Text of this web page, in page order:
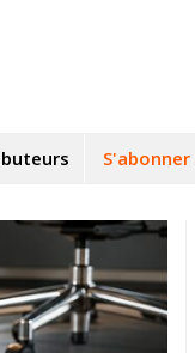
S'abonner